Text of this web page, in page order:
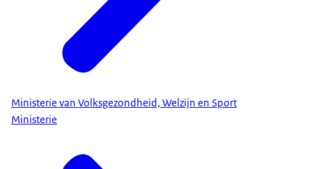
Ministerie van Volksgezondheid, Welzijn en Sport
Ministerie